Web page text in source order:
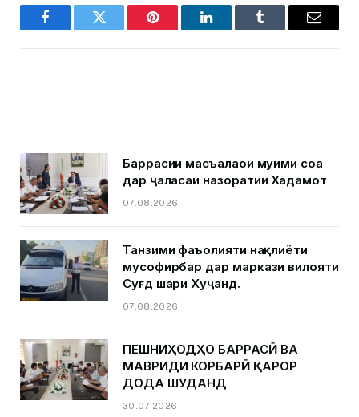
FacebookTwitter Pinterest LinkedInTumblr Email
Баррасии масъалаҳои муҳими соҳа
дар ҷаласаи назоратии Хадамот
07.08.2026
Танзими фаъолияти нақлиёти
мусофирбар дар маркази вилояти
Суғд шаҳри Хуҷанд.
07.08.2026
ПЕШНИҲОДҲО БАРРАСӢ ВА
МАВРИДИ КОРБАРӢ ҚАРОР
ДОДА ШУДАНД
30.07.2026